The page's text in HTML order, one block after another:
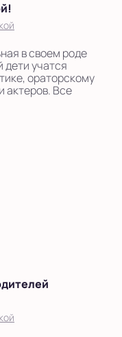
в своем роде
дети учатся
ораторскому
актеров. Все